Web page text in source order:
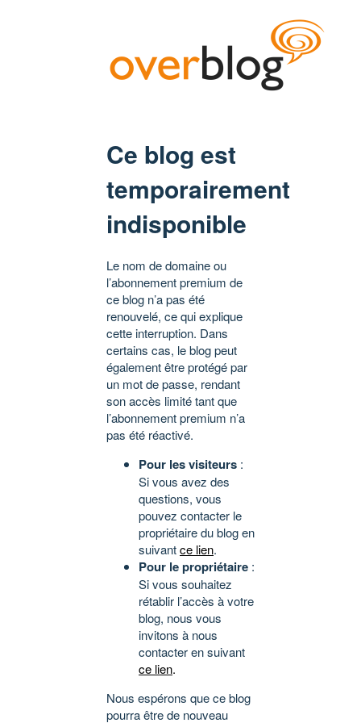
Ce blog est
temporairement
indisponible
Le nom de domaine ou
l’abonnement premium de
ce blog n’a pas été
renouvelé, ce qui explique
cette interruption. Dans
certains cas, le blog peut
également être protégé par
un mot de passe, rendant
son accès limité tant que
l’abonnement premium n’a
pas été réactivé.
Pour les visiteurs :
Si vous avez des
questions, vous
pouvez contacter le
propriétaire du blog en
suivantce lien.
Pour le propriétaire :
Si vous souhaitez
rétablir l’accès à votre
blog, nous vous
invitons à nous
contacter en suivant
ce lien.
Nous espérons que ce blog
pourra être de nouveau